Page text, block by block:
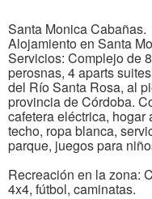
Santa Monica Cabañas.
Alojamiento en Santa
Servicios: Complejo de
perosnas, 4 aparts
del Río Santa Rosa, al
provincia de Córdoba.
cafetera eléctrica,
techo, ropa blanca,
parque, juegos para
Recreación en la zona:
4x4, fútbol, caminatas.